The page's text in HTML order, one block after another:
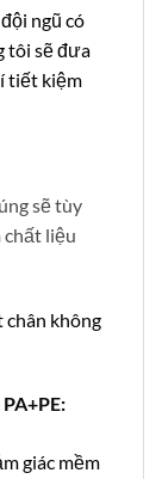
ngũ có
tôi sẽ đưa
tiết kiệm
sẽ tùy
chất liệu
chân không
PA+PE:
giác mềm